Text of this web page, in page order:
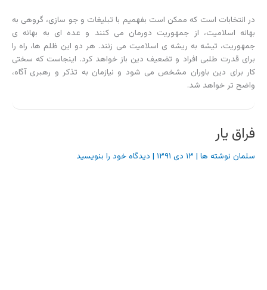
در انتخابات است که ممکن است بفهمیم با تبلیغات و جو سازی، گروهی به
بهانه اسلامیت، از جمهوریت دورمان می کنند و عده ای به بهانه ی
جمهوریت، تیشه به ریشه ی اسلامیت می زنند. هر دو این ظلم ها، راه را
برای قدرت طلبی افراد و تضعیف دین باز خواهد کرد. اینجاست که سختی
کار برای دین باوران مشخص می شود و نیازمان به تذکر و رهبری آگاه،
واضح تر خواهد شد.
فراق یار
سلمان نوشته ها | ۱۳ دی ۱۳۹۱ | دیدگاه‌ خود را بنویسید